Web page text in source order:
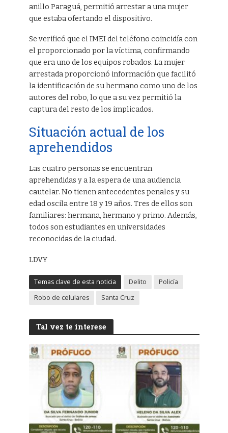
anillo Paraguá, permitió arrestar a una mujer
que estaba ofertando el dispositivo.
Se verificó que el IMEI del teléfono coincidía con
el proporcionado por la víctima, confirmando
que era uno de los equipos robados. La mujer
arrestada proporcionó información que facilitó
la identificación de su hermano como uno de los
autores del robo, lo que a su vez permitió la
captura del resto de los implicados.
Situación actual de los
aprehendidos
Las cuatro personas se encuentran
aprehendidas y a la espera de una audiencia
cautelar. No tienen antecedentes penales y su
edad oscila entre 18 y 19 años. Tres de ellos son
familiares: hermana, hermano y primo. Además,
todos son estudiantes en universidades
reconocidas de la ciudad.
LDVY
Temas clave de esta noticia Delito
Policía
Robo de celulares
Santa Cruz
Tal vez te interese